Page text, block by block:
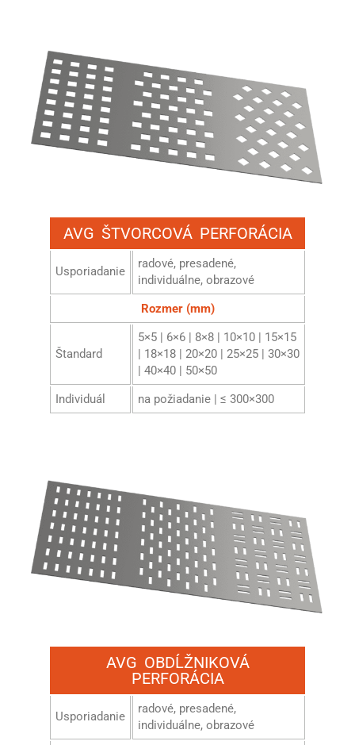
AVG ŠTVORCOVÁ PERFORÁCIA
Usporiadanie
radové, presadené,
individuálne, obrazové
Rozmer (mm)
Štandard
5×5 | 6×6 | 8×8 | 10×10 | 15×15
| 18×18 | 20×20 | 25×25 | 30×30
| 40×40 | 50×50
Individuál
na požiadanie | ≤ 300×300
AVG OBDĹŽNIKOVÁ
PERFORÁCIA
Usporiadanie
radové, presadené,
individuálne, obrazové